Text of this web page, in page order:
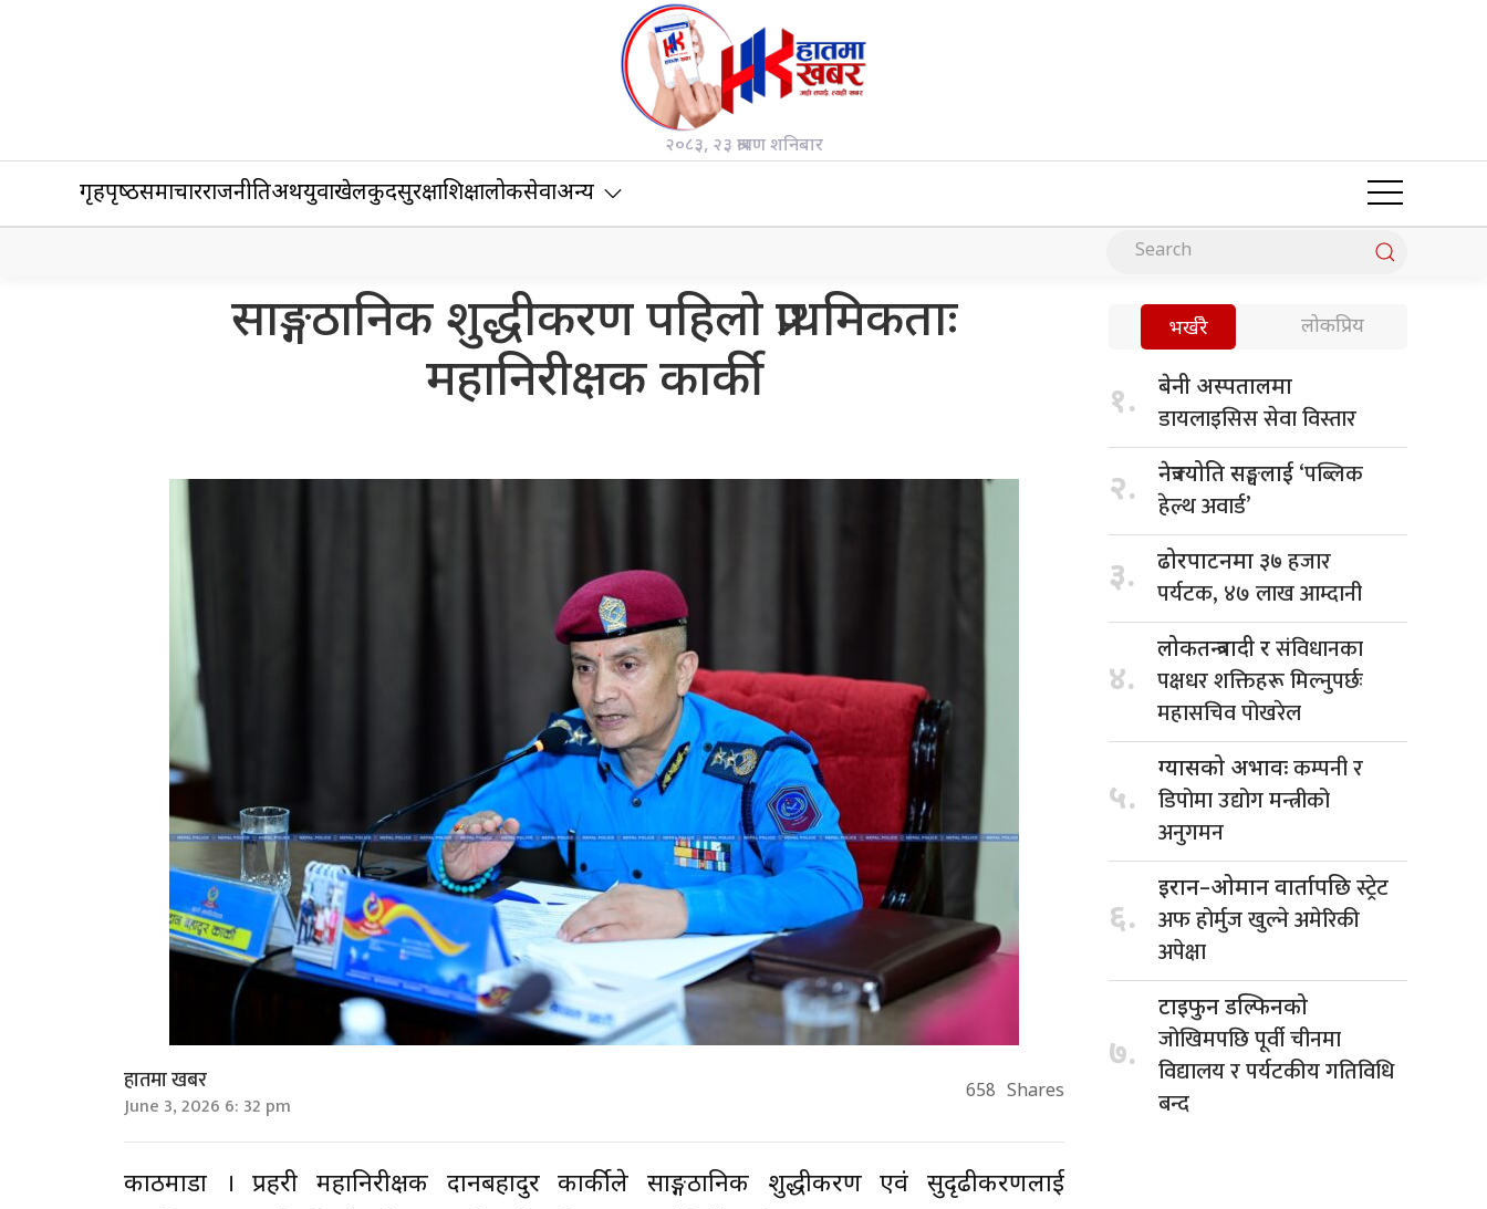
२०८३, २३ श्रावण शनिबार
गृहपृष्‍ठसमाचारराजनीतिअर्थयुवाखेलकुदसुरक्षाशिक्षालोकसेवाअन्य
साङ्गठानिक शुद्धीकरण पहिलो प्राथमिकताः
महानिरीक्षक कार्की
हातमा खबर
June 3, 2026 6: 32 pm 658 Shares
काठमाडौँ । प्रहरी महानिरीक्षक दानबहादुर कार्कीले साङ्गठानिक शुद्धीकरण एवं सुदृढीकरणलाई
भर्खरै लोकप्रिय
१. बेनी अस्पतालमा
डायलाइसिस सेवा विस्तार
२. नेत्रज्योति सङ्घलाई ‘पब्लिक
हेल्थ अवार्ड’
३. ढोरपाटनमा ३७ हजार
पर्यटक, ४७ लाख आम्दानी
४.
लोकतन्त्रवादी रसंविधानका
पक्षधर शक्तिहरू मिल्नुपर्छः
महासचिव पोखरेल
५.
ग्यासको अभावःकम्पनी र
डिपोमा उद्योग मन्त्रीको
अनुगमन
६.
इरान–ओमान वार्तापछिस्ट्रेट
अफ होर्मुज खुल्ने अमेरिकी
अपेक्षा
७.
टाइफुन डल्फिनको
जोखिमपछि पूर्वी चीनमा
विद्यालय र पर्यटकीय गतिविधि
बन्द